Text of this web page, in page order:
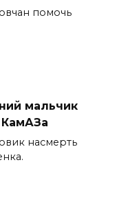
помочь
мальчик
насмерть